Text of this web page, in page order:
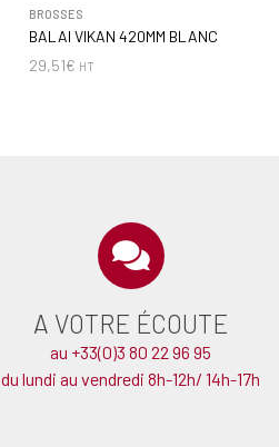
BROSSES
BALAI VIKAN 420MM BLANC
29,51€ HT
A VOTRE ÉCOUTE
au +33(0)3 80 22 96 95
du lundi au vendredi 8h-12h/ 14h-17h